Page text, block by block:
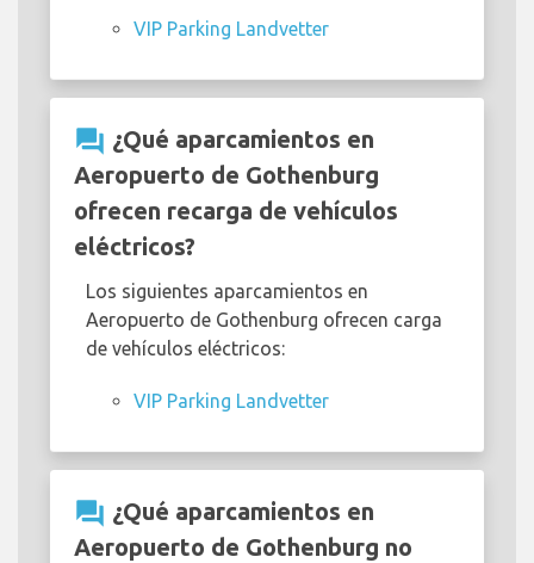
VIP Parking Landvetter
question_answer ¿Qué aparcamientos en
Aeropuerto de Gothenburg
ofrecen recarga de vehículos
eléctricos?
Los siguientes aparcamientos en
Aeropuerto de Gothenburg ofrecen carga
de vehículos eléctricos:
VIP Parking Landvetter
question_answer ¿Qué aparcamientos en
Aeropuerto de Gothenburg no